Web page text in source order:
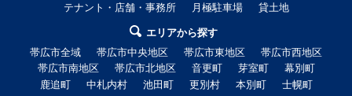
テナント・店舗・事務所
月極駐車場 貸土地
エリアから探す
帯広市全域
帯広市中央地区 帯広市東地区
帯広市西地区
帯広市南地区
帯広市北地区 音更町 芽室町
幕別町
鹿追町
中札内村 池田町 更別村 本別町
士幌町